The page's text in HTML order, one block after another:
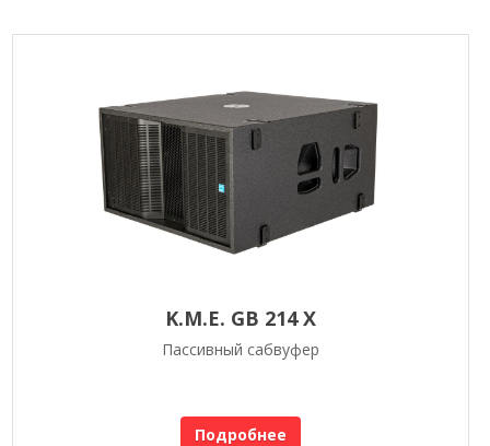
K.M.E. GB 214 X
Пассивный сабвуфер
Подробнее